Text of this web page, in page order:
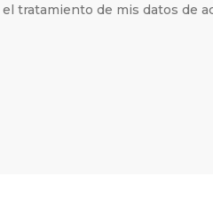
tratamiento de mis datos de